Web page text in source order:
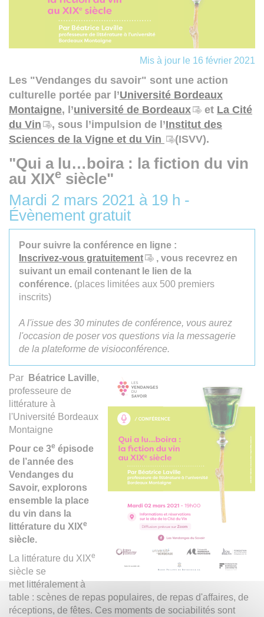
Mis à jour le 16 février 2021
Les "Vendanges du savoir" sont une action
culturelle portée par l’Université Bordeaux
Montaigne, l’université de Bordeaux et La Cité
du Vin
, sous l’impulsion de l’Institut des
Sciences de la Vigne et du Vin
(ISVV).
"Qui a lu…boira : la fiction du vin
au XIXe siècle"
Mardi 2 mars 2021 à 19 h -
Évènement gratuit
Pour suivre la conférence en ligne :
Inscrivez-vous gratuitement
, vous recevrez en
suivant un email contenant le lien de la
conférence. (places limitées aux 500 premiers
inscrits)
A l'issue des 30 minutes de conférence, vous aurez
l'occasion de poser vos questions via la messagerie
de la plateforme de visioconférence.
Par Béatrice Laville,
professeure de
littérature à
l'Université Bordeaux
Montaigne
Pour ce 3e épisode
de l’année des
Vendanges du
Savoir, explorons
ensemble la place
du vin dans la
littérature du XIXe
siècle.
La littérature du XIXe
siècle se
met littéralement à
table : scènes de repas populaires, de repas d'affaires, de
réceptions, de fêtes. Ces moments de sociabilités sont